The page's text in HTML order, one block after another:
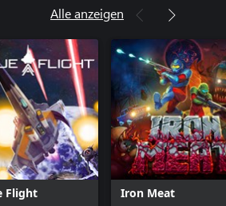
Alle anzeigen
Flight Iron Meat